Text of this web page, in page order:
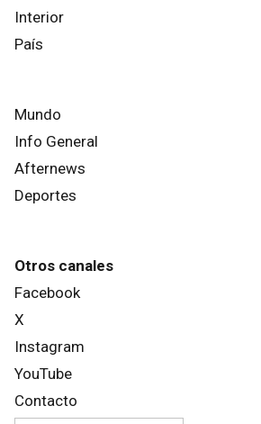
Interior
País
Mundo
Info General
Afternews
Deportes
Otros canales
Facebook
X
Instagram
YouTube
Contacto